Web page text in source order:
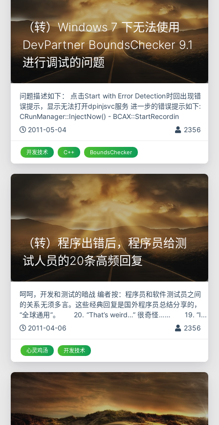
（转）Windows 7 下无法使用
DevPartner BoundsChecker 9.1
进行调试的问题
问题描述如下： 点击Start with Error Detection时回出现错
误提示，显示无法打开dpinjsvc服务 进一步的错误提示如下:
CRunManager::InjectNow() - BCAX::StartRecordin
2011-05-04
2356
开发技术 C++ BoundsChecker
（转）程序出错后，程序员给测
试人员的20条高频回复
呵呵，开发和测试的暗战 编者按：程序员和软件测试员之间
的关系无须多言。这些经典回复是国外程序员总结分享的，
“全球通用”。 20. “That’s weird…” 很奇怪…… 19. “I
t’s never done that befor
2011-04-06 2356
心灵鸡汤 开发技术